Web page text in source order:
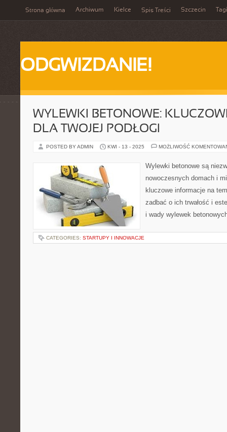
Strona główna Archiwum Kielce Spis Treści Szczecin Tagi
ODGWIZDANIE!
WYLEWKI BETONOWE:
DLA TWOJEJ PODŁOGI
POSTED BY ADMIN KWI - 13 - 2025 MOŻLIWOŚĆ
Wylewki betonowe są
nowoczesnych domach i
kluczowe informacje na
zadbać o ich trwałość i
i wady wylewek
CATEGORIES: STARTUPY I INNOWACJE